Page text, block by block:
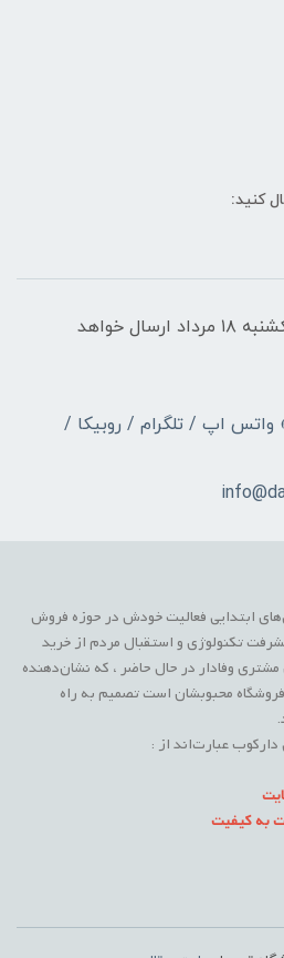
کنید:
تمامی سفارشات جدید ، یکشنبه ۱۸ مرداد ارسال خواهد
اپ / تلگرام / روبیکا /
ابتدایی فعالیت خودش در حوزه فروش
تکنولوژی و استقبال مردم از خرید
وفادار در حال حاضر ، که نشان‌دهنده
محبوبشان است تصمیم به راه
عبارت‌اند از :
به کیفیت